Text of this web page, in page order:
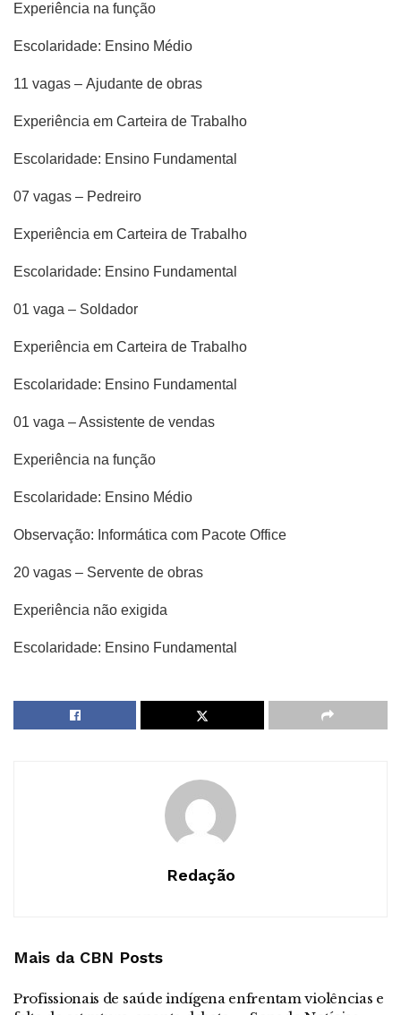
Experiência na função
Escolaridade: Ensino Médio
11 vagas – Ajudante de obras
Experiência em Carteira de Trabalho
Escolaridade: Ensino Fundamental
07 vagas – Pedreiro
Experiência em Carteira de Trabalho
Escolaridade: Ensino Fundamental
01 vaga – Soldador
Experiência em Carteira de Trabalho
Escolaridade: Ensino Fundamental
01 vaga – Assistente de vendas
Experiência na função
Escolaridade: Ensino Médio
Observação: Informática com Pacote Office
20 vagas – Servente de obras
Experiência não exigida
Escolaridade: Ensino Fundamental
Redação
Mais da CBN Posts
Profissionais de saúde indígena enfrentam violências e